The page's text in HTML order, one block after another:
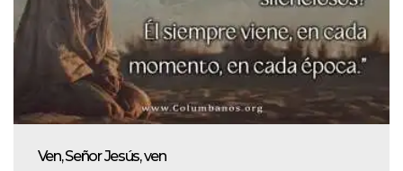
Ven, Señor Jesús, ven